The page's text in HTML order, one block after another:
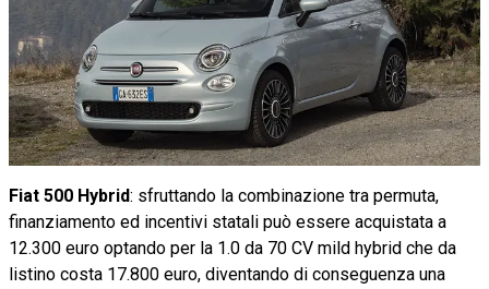
Fiat 500 Hybrid: sfruttando la combinazione tra permuta,
finanziamento ed incentivi statali può essere acquistata a
12.300 euro optando per la 1.0 da 70 CV mild hybrid che da
listino costa 17.800 euro, diventando di conseguenza una